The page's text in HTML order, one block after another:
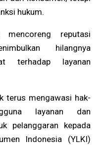
hukum.
reputasi
hilangnya
terhadap layanan
terus mengawasi hak-
layanan dan
pelanggaran kepada
Indonesia (YLKI)